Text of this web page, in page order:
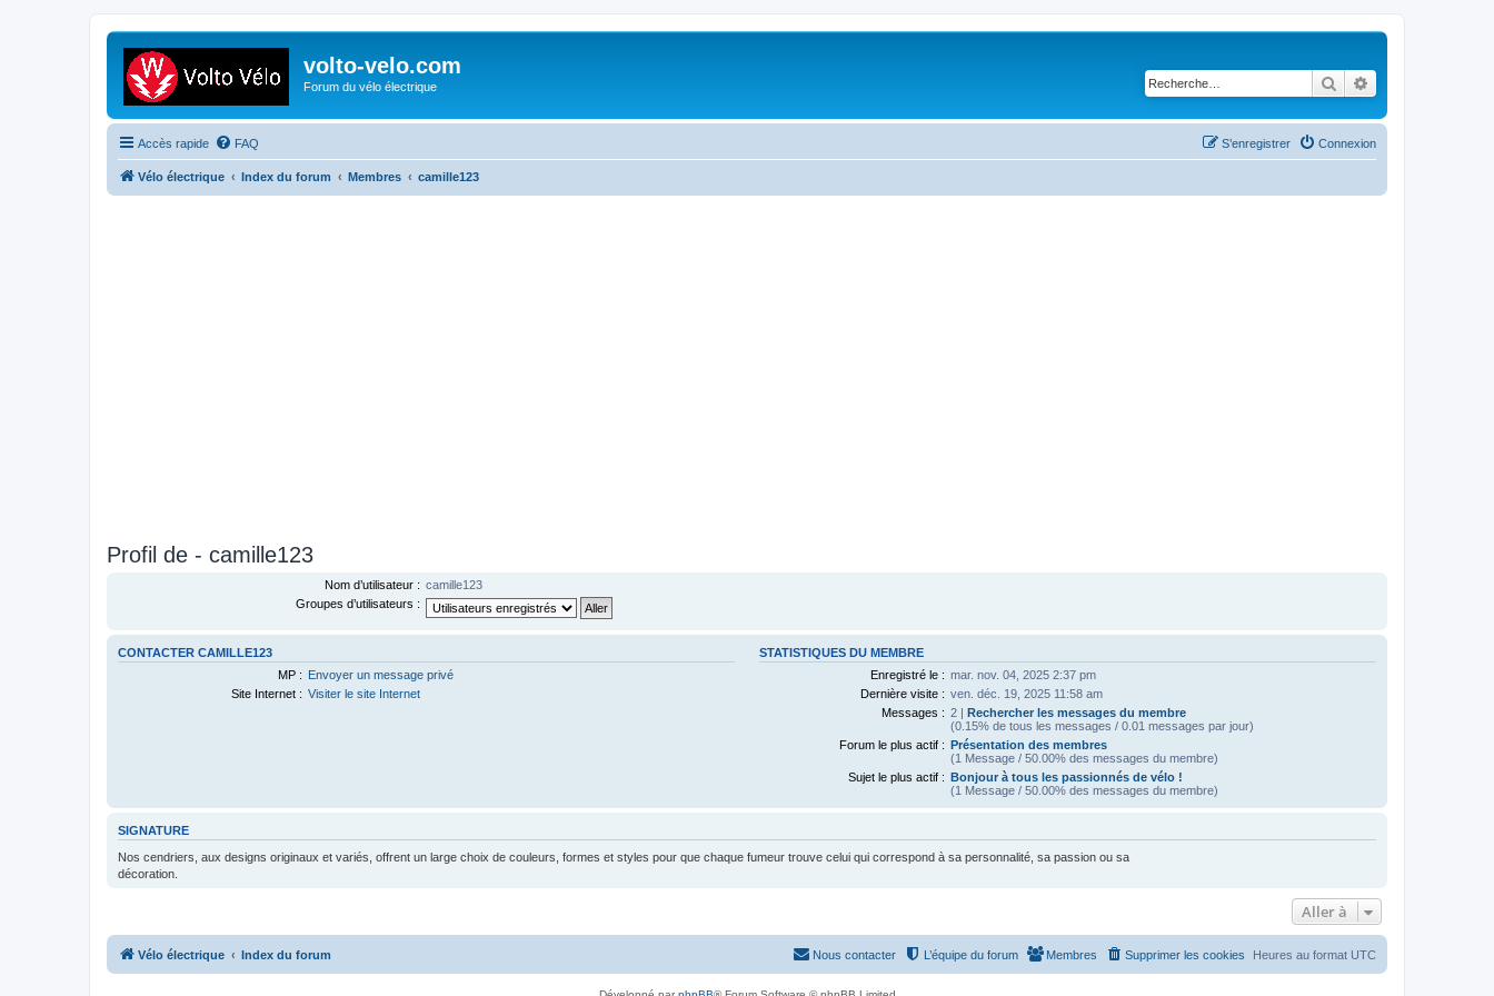
volto-velo.com
Forum du vélo électrique Rechercher
Accès rapide FAQ Connexion
S’enregistrer
Vélo électrique Index du forum Membres camille123
Profil de - camille123
Nom d’utilisateur : camille123
Groupes d’utilisateurs :
CONTACTER CAMILLE123
MP : Envoyer un message privé
Site Internet : Visiter le site Internet
STATISTIQUES DU MEMBRE
Enregistré le : mar. nov. 04, 2025 2:37 pm
Dernière visite : ven. déc. 19, 2025 11:58 am
Messages : 2 | Rechercher les messages du membre
(0.15% de tous les messages / 0.01 messages par jour)
Forum le plus actif : Présentation des membres
(1 Message / 50.00% des messages du membre)
Sujet le plus actif : Bonjour à tous les passionnés de vélo !
(1 Message / 50.00% des messages du membre)
SIGNATURE
Nos cendriers, aux designs originaux et variés, offrent un large choix de couleurs, formes et styles pour que chaque fumeur trouve celui qui correspond à sa personnalité, sa passion ou sa
décoration.
Aller à
Vélo électrique Index du forum Heures au format UTC
Supprimer les cookies
Membres
L’équipe du forum
Nous contacter